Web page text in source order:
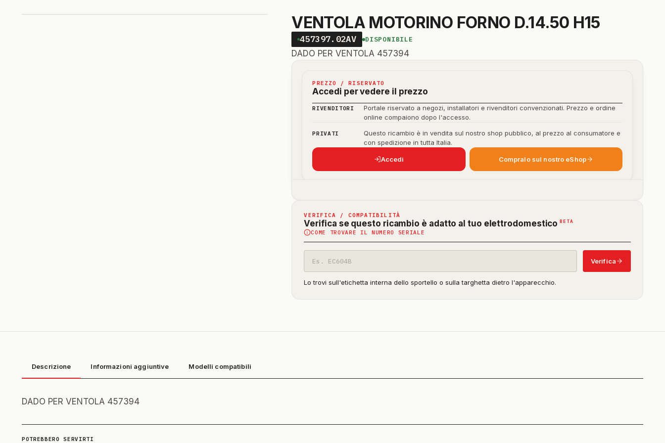
VENTOLA MOTORINO FORNO D.14.50 H15
457397.02AV DISPONIBILE
DADO PER VENTOLA 457394
PREZZO / RISERVATO
Accedi per vedere il prezzo
RIVENDITORI
Portale riservato a negozi, installatori e rivenditori convenzionati. Prezzo e ordine
online compaiono dopo l'accesso.
PRIVATI
Questo ricambio è in vendita sul nostro shop pubblico, al prezzo al consumatore e
con spedizione in tutta Italia.
Accedi Compralo sul nostro eShop
VERIFICA / COMPATIBILITÀ
Verifica se questo ricambio è adatto al tuo elettrodomestico BETA
beta)
COME TROVARE IL NUMERO SERIALE
modello
Verifica
Lo trovi sull'etichetta interna dello sportello o sulla targhetta dietro l'apparecchio.
Descrizione Informazioni aggiuntive Modelli compatibili
DADO PER VENTOLA 457394